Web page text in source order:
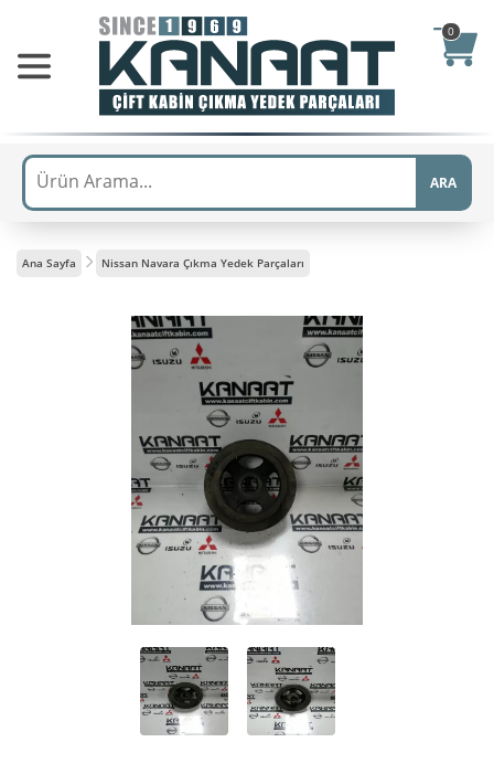
0
ARA
Ana Sayfa Nissan Navara Çıkma Yedek Parçaları